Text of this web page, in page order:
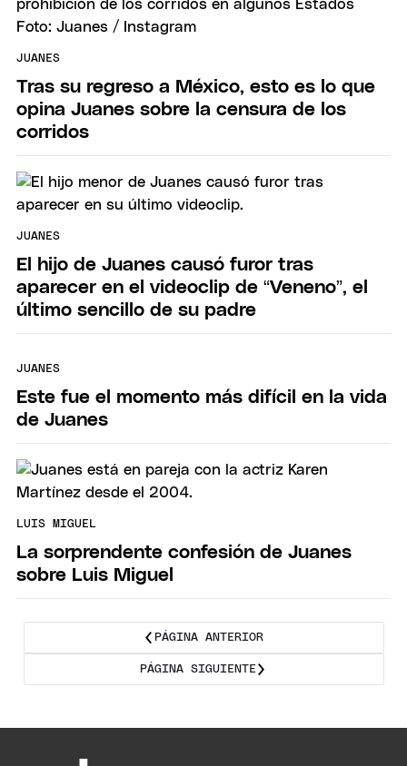
JUANES
Tras su regreso a México, esto es lo que
opina Juanes sobre la censura de los
corridos
JUANES
El hijo de Juanes causó furor tras
aparecer en el videoclip de “Veneno”, el
último sencillo de su padre
JUANES
Este fue el momento más difícil en la vida
de Juanes
LUIS MIGUEL
La sorprendente confesión de Juanes
sobre Luis Miguel
PÁGINA ANTERIOR
PÁGINA SIGUIENTE